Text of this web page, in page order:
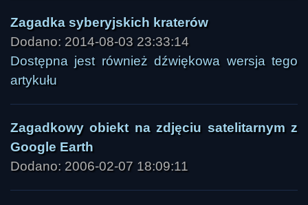
Zagadka syberyjskich kraterów
Dodano: 2014-08-03 23:33:14
Dostępna jest również dźwiękowa wersja tego
artykułu
Zagadkowy obiekt na zdjęciu satelitarnym z
Google Earth
Dodano: 2006-02-07 18:09:11